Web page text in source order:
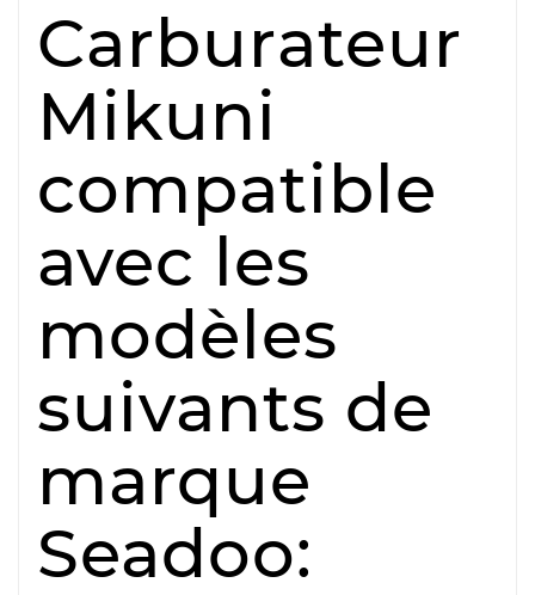
Carburateur
Mikuni
compatible
avec les
modèles
suivants de
marque
Seadoo: